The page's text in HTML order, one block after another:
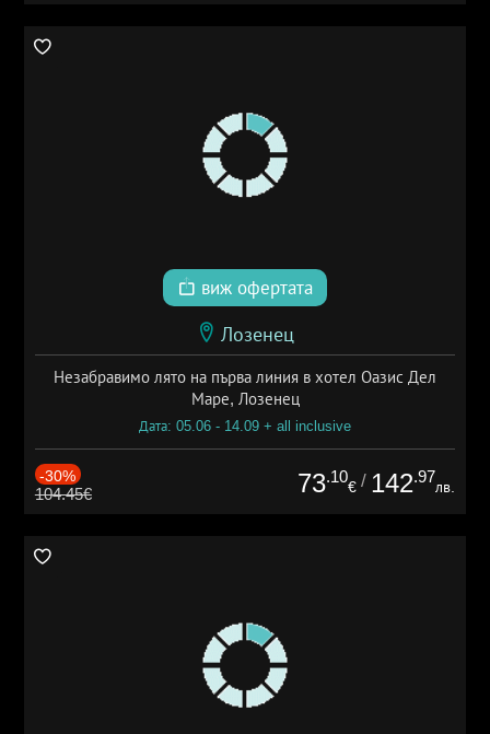
виж офертата
Лозенец
Незабравимо лято на първа линия в хотел Оазис Дел
Маре, Лозенец
Дата: 05.06 - 14.09 + all inclusive
-30%
104.45€ 73.10
€ / 142.97
лв.